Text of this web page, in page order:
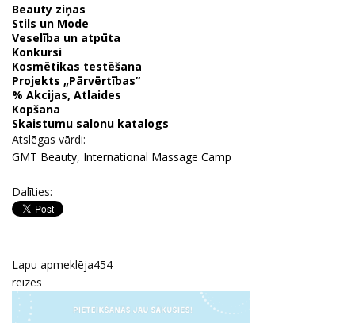
Beauty ziņas
Stils un Mode
Veselība un atpūta
Konkursi
Kosmētikas testēšana
Projekts „Pārvērtības”
% Akcijas, Atlaides
Kopšana
Skaistumu salonu katalogs
Atslēgas vārdi:
GMT Beauty, International Massage Camp
Dalīties:
Lapu apmeklēja454
reizes